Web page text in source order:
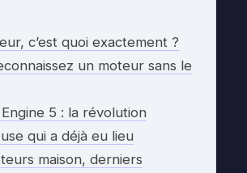
c’est quoi exactement ?
un moteur sans le
5 : la révolution
qui a déjà eu lieu
maison, derniers